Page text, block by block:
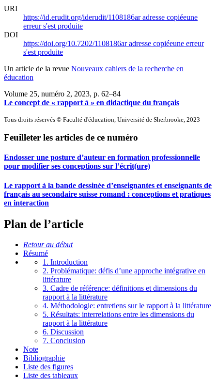
URI
https://id.erudit.org/iderudit/1108186aradresse copiéeune
erreur s'est produite
DOI
https://doi.org/10.7202/1108186aradresse copiéeune erreur
s'est produite
Un article de la revue Nouveaux cahiers de la recherche en
éducation
Volume 25, numéro 2, 2023, p. 62–84
Le concept de « rapport à » en didactique du français
Tous droits réservés © Faculté d'éducation, Université de Sherbrooke, 2023
Feuilleter les articles de ce numéro
Endosser une posture d’auteur en formation professionnelle
pour modifier ses conceptions sur l’écrit(ure)
Le rapport à la bande dessinée d’enseignantes et enseignants de
français au secondaire suisse romand : conceptions et pratiques
en interaction
Plan de l’article
Retour au début
Résumé
1. Introduction
2. Problématique: défis d’une approche intégrative en
littérature
3. Cadre de référence: définitions et dimensions du
rapport à la littérature
4. Méthodologie: entretiens sur le rapport à la littérature
5. Résultats: interrelations entre les dimensions du
rapport à la littérature
6. Discussion
7. Conclusion
Note
Bibliographie
Liste des figures
Liste des tableaux